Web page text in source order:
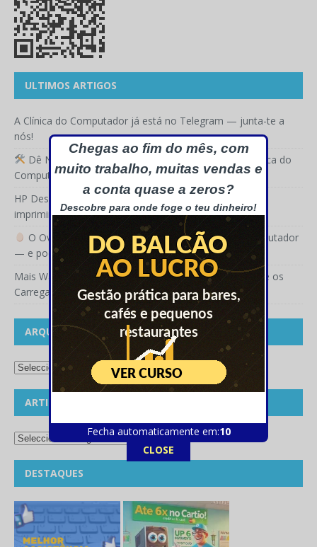
ULTIMOS ARTIGOS
A Clínica do Computador já está no Telegram — junta-te a
nós!
Dê Nova Vida à Sua TV: Reparações DIY com a Clínica do
Computador
HP DeskJet 2923e: a impressora certa para quem quer
imprimir sem complicações
O Ovo de Páscoa Mágico chegou à Clínica do Computador
— e pode ter uma surpresa para si!
Mais Watts Não Significa Mais Rápido: A Verdade Sobre os
Carregadores de Smartphone
ARQUIVO
ARTIGOS POR CATEGORIAS
DESTAQUES
Fecha automaticamente em:10
Chegas ao fim do mês, com
muito trabalho, muitas vendas e
a conta quase a zeros?
Descobre para onde foge o teu dinheiro!
CLOSE